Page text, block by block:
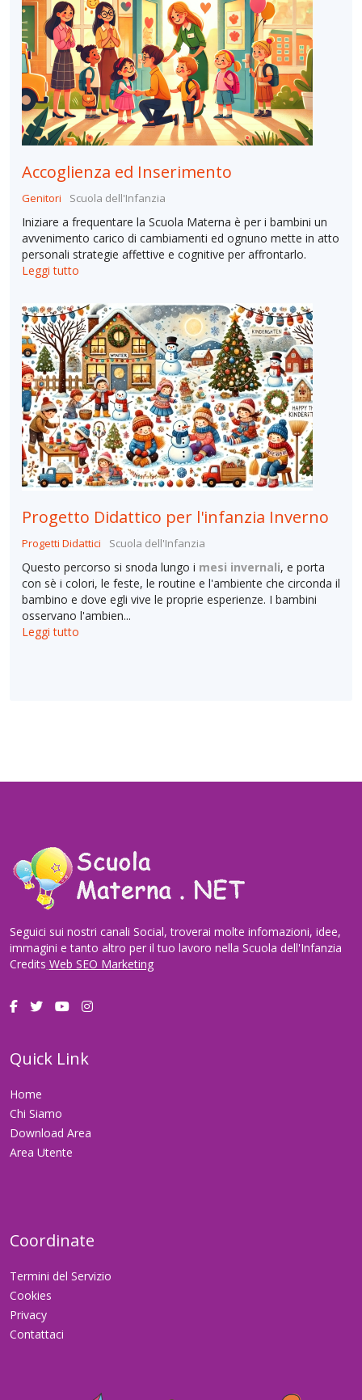
Accoglienza ed Inserimento
Genitori Scuola dell'Infanzia
Iniziare a frequentare la Scuola Materna è per i bambini un
avvenimento carico di cambiamenti ed ognuno mette in atto
personali strategie affettive e cognitive per affrontarlo.
Leggi tutto
Progetto Didattico per l'infanzia Inverno
Progetti Didattici Scuola dell'Infanzia
Questo percorso si snoda lungo i mesi invernali, e porta
con sè i colori, le feste, le routine e l'ambiente che circonda il
bambino e dove egli vive le proprie esperienze. I bambini
osservano l'ambien...
Leggi tutto
Seguici sui nostri canali Social, troverai molte infomazioni, idee,
immagini e tanto altro per il tuo lavoro nella Scuola dell'Infanzia
Credits Web SEO Marketing
Quick Link
Home
Chi Siamo
Download Area
Area Utente
Coordinate
Termini del Servizio
Cookies
Privacy
Contattaci